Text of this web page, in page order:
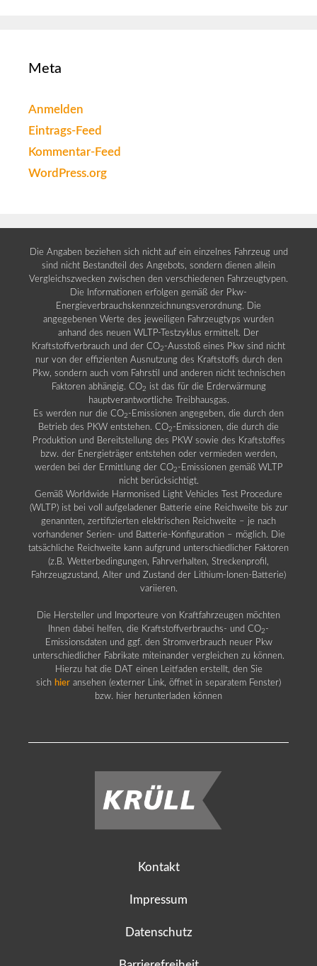
Meta
Anmelden
Eintrags-Feed
Kommentar-Feed
WordPress.org
Die Angaben beziehen sich nicht auf ein einzelnes Fahrzeug und
sind nicht Bestandteil des Angebots, sondern dienen allein
Vergleichszwecken zwischen den verschiedenen Fahrzeugtypen.
Die Informationen erfolgen gemäß der Pkw-
Energieverbrauchskennzeichnungsverordnung. Die
angegebenen Werte des jeweiligen Fahrzeugtyps wurden
anhand des neuen WLTP-Testzyklus ermittelt. Der
Kraftstoffverbrauch und der CO2 -Ausstoß eines Pkw sind nicht
nur von der effizienten Ausnutzung des Kraftstoffs durch den
Pkw, sondern auch vom Fahrstil und anderen nicht technischen
Faktoren abhängig. CO2 ist das für die Erderwärmung
hauptverantwortliche Treibhausgas.
Es werden nur die CO2 -Emissionen angegeben, die durch den
Betrieb des PKW entstehen. CO2 -Emissionen, die durch die
Produktion und Bereitstellung des PKW sowie des Kraftstoffes
bzw. der Energieträger entstehen oder vermieden werden,
werden bei der Ermittlung der CO2 -Emissionen gemäß WLTP
nicht berücksichtigt.
Gemäß Worldwide Harmonised Light Vehicles Test Procedure
(WLTP) ist bei voll aufgeladener Batterie eine Reichweite bis zur
genannten, zertifizierten elektrischen Reichweite – je nach
vorhandener Serien- und Batterie-Konfiguration – möglich. Die
tatsächliche Reichweite kann aufgrund unterschiedlicher Faktoren
(z.B. Wetterbedingungen, Fahrverhalten, Streckenprofil,
Fahrzeugzustand, Alter und Zustand der Lithium-Ionen-Batterie)
variieren.
Die Hersteller und Importeure von Kraftfahrzeugen möchten
Ihnen dabei helfen, die Kraftstoffverbrauchs- und CO2 -
Emissionsdaten und ggf. den Stromverbrauch neuer Pkw
unterschiedlicher Fabrikate miteinander vergleichen zu können.
Hierzu hat die DAT einen Leitfaden erstellt, den Sie
sich hier ansehen (externer Link, öffnet in separatem Fenster)
bzw. hier herunterladen können
Kontakt
Impressum
Datenschutz